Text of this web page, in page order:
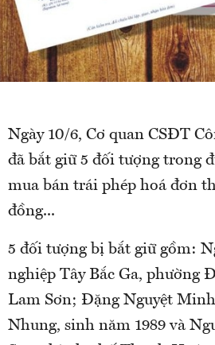
Ngày 10/6, Cơ quan CSĐT
đã bắt giữ 5 đối tượng trong
mua bán trái phép hoá đơn
đồng...
5 đối tượng bị bắt giữ gồm:
nghiệp Tây Bắc Ga, phường
Lam Sơn; Đặng Nguyệt
Nhung, sinh năm 1989 và